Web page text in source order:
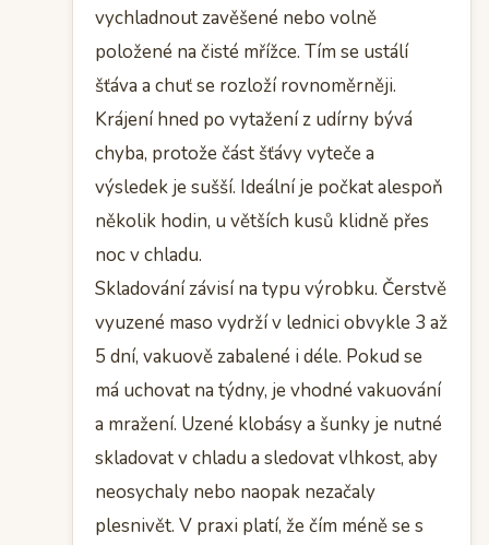
vychladnout zavěšené nebo volně
položené na čisté mřížce. Tím se ustálí
šťáva a chuť se rozloží rovnoměrněji.
Krájení hned po vytažení z udírny bývá
chyba, protože část šťávy vyteče a
výsledek je sušší. Ideální je počkat alespoň
několik hodin, u větších kusů klidně přes
noc v chladu.
Skladování závisí na typu výrobku. Čerstvě
vyuzené maso vydrží v lednici obvykle 3 až
5 dní, vakuově zabalené i déle. Pokud se
má uchovat na týdny, je vhodné vakuování
a mražení. Uzené klobásy a šunky je nutné
skladovat v chladu a sledovat vlhkost, aby
neosychaly nebo naopak nezačaly
plesnivět. V praxi platí, že čím méně se s